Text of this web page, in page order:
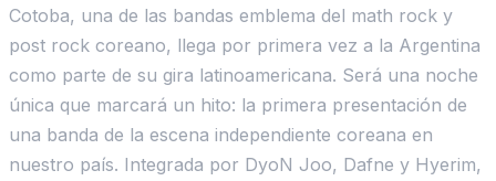
Cotoba, una de las bandas emblema del math rock y
post rock coreano, llega por primera vez a la Argentina
como parte de su gira latinoamericana. Será una noche
única que marcará un hito: la primera presentación de
una banda de la escena independiente coreana en
nuestro país. Integrada por DyoN Joo, Dafne y Hyerim,